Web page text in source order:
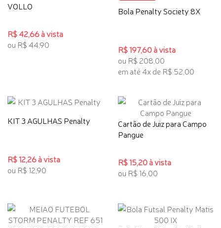
VOLLO
R$ 42,66 à vista
ou R$ 44,90
Bola Penalty Society 8X
R$ 197,60 à vista
ou R$ 208,00
em até 4x de R$ 52,00
KIT 3 AGULHAS Penalty
R$ 12,26 à vista
ou R$ 12,90
Cartão de Juiz para Campo
Pangue
R$ 15,20 à vista
ou R$ 16,00